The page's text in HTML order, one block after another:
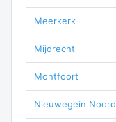
Meerkerk
Mijdrecht
Montfoort
Nieuwegein Noord